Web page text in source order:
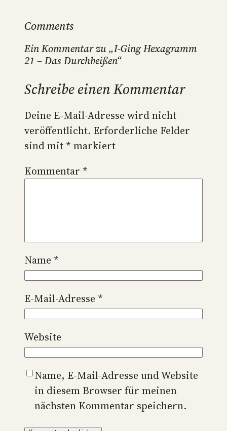
Comments
Ein Kommentar zu „I-Ging Hexagramm
21 – Das Durchbeißen“
Schreibe einen Kommentar
Deine E-Mail-Adresse wird nicht
veröffentlicht. Erforderliche Felder
sind mit * markiert
Kommentar *
Name *
E-Mail-Adresse *
Website
Name, E-Mail-Adresse und Website
in diesem Browser für meinen
nächsten Kommentar speichern.